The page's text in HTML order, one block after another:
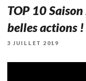
TOP 10
belles actions !
PUBLIÉ
3 JUILLET 2019